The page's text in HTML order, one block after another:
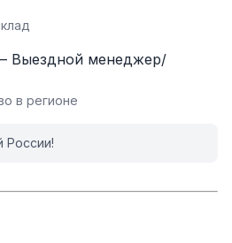
Выездной менеджер/
в регионе
России!